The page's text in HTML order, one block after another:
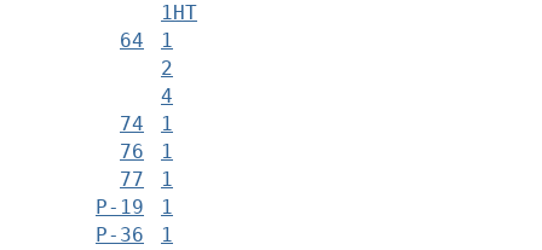
1НТ
64
1
2
4
74
1
76
1
77
1
Р-19
1
Р-36
1